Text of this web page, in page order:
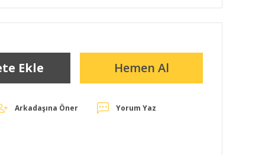
Ekle Hemen Al
Arkadaşına Öner Yorum Yaz